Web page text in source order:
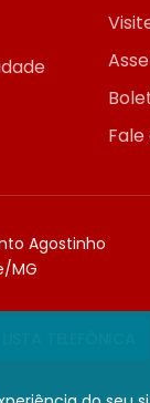
Agostinho
MG